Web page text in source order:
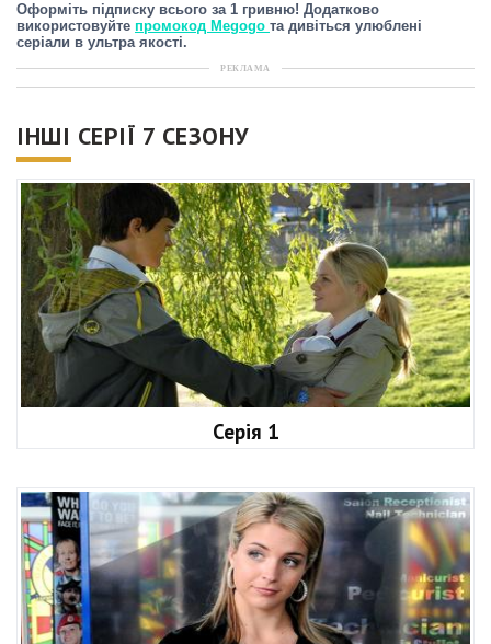
Оформіть підписку всього за 1 гривню! Додатково
використовуйте промокод Megogo та дивіться улюблені
серіали в ультра якості.
РЕКЛАМА
ІНШІ СЕРІЇ 7 СЕЗОНУ
Серія 1